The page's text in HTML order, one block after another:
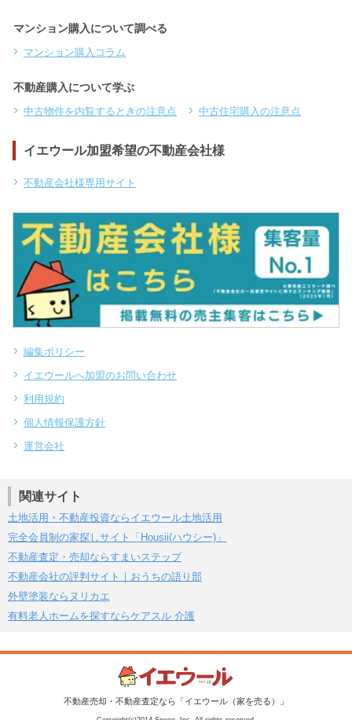
マンション購入について調べる
マンション購入コラム
不動産購入について学ぶ
中古物件を内覧するときの注意点 中古住宅購入の注意点
イエウール加盟希望の不動産会社様
不動産会社様専用サイト
編集ポリシー
イエウールへ加盟のお問い合わせ
利用規約
個人情報保護方針
運営会社
関連サイト
土地活用・不動産投資ならイエウール土地活用
完全会員制の家探しサイト「Housii(ハウシー)」
不動産査定・売却ならすまいステップ
不動産会社の評判サイト｜おうちの語り部
外壁塗装ならヌリカエ
有料老人ホームを探すならケアスル 介護
不動産売却・不動産査定なら「イエウール（家を売る）」